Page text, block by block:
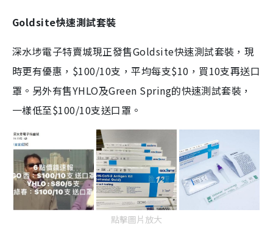
Goldsite快速測試套裝
深水埗電子特賣城現正發售Goldsite快速測試套裝，現
時更有優惠，$100/10支，平均每支$10，買10支再送口
罩。另外有售YHLO及Green Spring的快速測試套裝，
一樣低至$100/10支送口罩。
點擊圖片放大